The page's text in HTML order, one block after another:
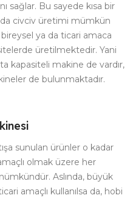
sağlar. Bu sayede kısa bir
civciv üretimi mümkün
ya da ticari amaca
üretilmektedir. Yani
kapasiteli makine de vardır,
de bulunmaktadır.
sunulan ürünler o kadar
olmak üzere her
Aslında, büyük
amaçlı kullanılsa da, hobi